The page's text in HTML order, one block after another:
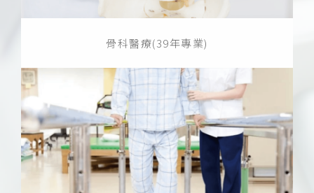
骨科醫療(39年專業)